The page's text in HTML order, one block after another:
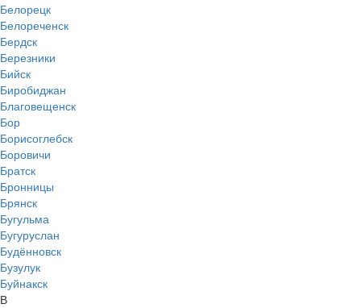
Белорецк
Белореченск
Бердск
Березники
Бийск
Биробиджан
Благовещенск
Бор
Борисоглебск
Боровичи
Братск
Бронницы
Брянск
Бугульма
Бугуруслан
Будённовск
Бузулук
Буйнакск
В